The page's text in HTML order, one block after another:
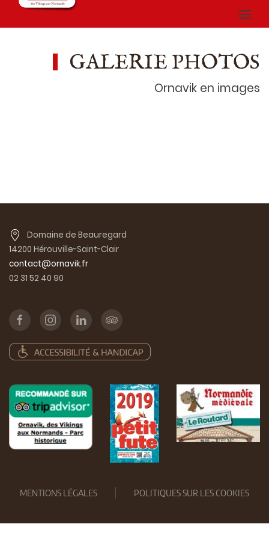
GALERIE PHOTOS
Ornavik en images
Domaine de Beauregard
14200 Hérouville-Saint-Clair
contact@ornavik.fr
02 31 52 40 90
MENTIONS LÉGALES POLITIQUES SUR LES COOKIES